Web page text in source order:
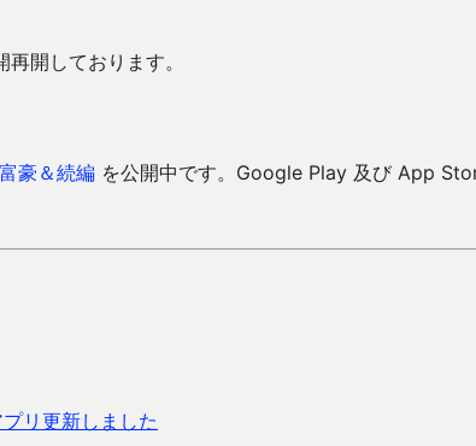
開しております。
豪＆続編 を公開中です。Google Play 及び App
リ更新しました